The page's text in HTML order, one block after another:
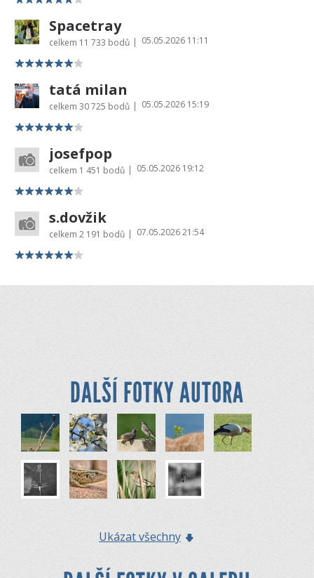
Spacetray
celkem 11 733 bodů | 05.05.2026 11:11
tatá milan
celkem 30 725 bodů | 05.05.2026 15:19
josefpop
celkem 1 451 bodů | 05.05.2026 19:12
s.dovžik
celkem 2 191 bodů | 07.05.2026 21:54
DALŠÍ FOTKY AUTORA
Ukázat všechny